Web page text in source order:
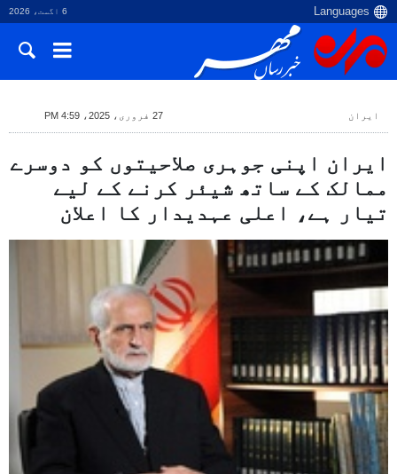
6 اگست، 2026
ایران 27 فروری، 2025، 4:59 PM
ایران اپنی جوہری صلاحیتوں کو دوسرے
ممالک کے ساتھ شیئر کرنے کے لیے
تیار ہے، اعلی عہدیدار کا اعلان